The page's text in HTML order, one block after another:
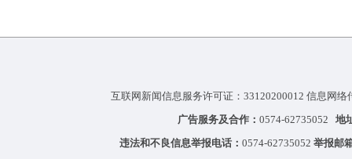
互联网新闻信息服务许可证：33120200012 信息网
广告服务及合作： 0574-62735052 地
违法和不良信息举报电话： 0574-62735052 举报邮